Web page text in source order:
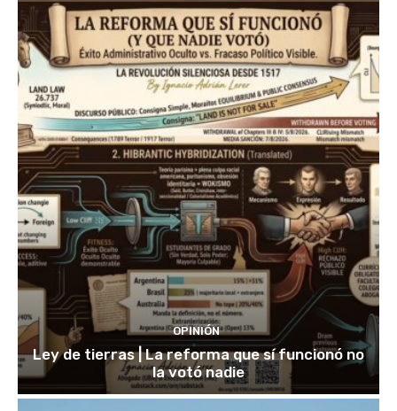
OPINIÓN
Ley de tierras | La reforma que sí funcionó no
la votó nadie